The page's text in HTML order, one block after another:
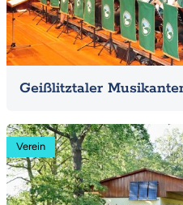
Geißlitztaler
Mehr
Verein